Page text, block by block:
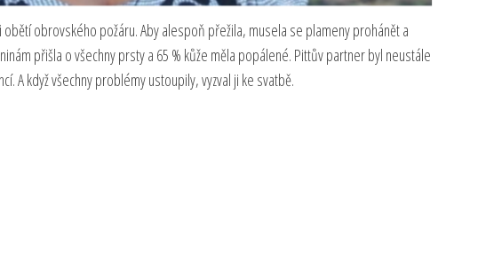
obětí obrovského požáru. Aby alespoň přežila, musela se plameny prohánět a
přišla o všechny prsty a 65 % kůže měla popálené. Pittův partner byl neustále
A když všechny problémy ustoupily, vyzval ji ke svatbě.